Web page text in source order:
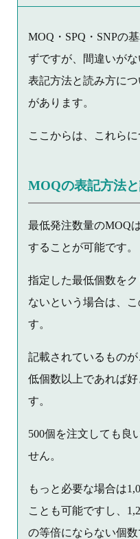
MOQ・SPQ・SNPの
ずですが、間違いが
表記方法と読み方に
があります。
ここからは、これらに
MOQの表記方法
最低発注数量のMOQ
することが可能です。
指定した最低個数を
ないという場合は、
す。
記載されているもの
低個数以上であれば
す。
500個を注文しても良
せん。
もっと必要な場合は
ことも可能ですし、
の等倍にならない個数